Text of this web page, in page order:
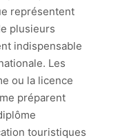
représentent
plusieurs
indispensable
Les
ou la licence
préparent
touristiques